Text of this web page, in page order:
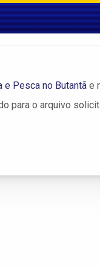
e Pesca no Butantã e
para o arquivo